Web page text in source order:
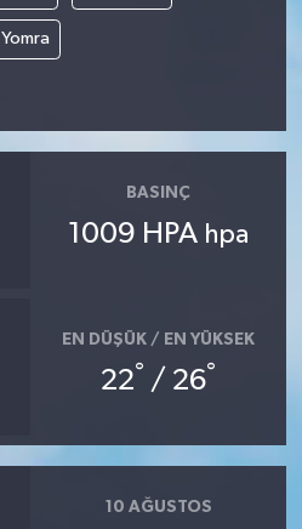
Yomra
BASINÇ
1009 HPA hpa
EN DÜŞÜK / EN YÜKSEK
22° / 26°
10 AĞUSTOS